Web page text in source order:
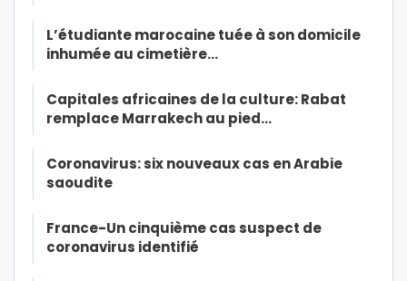
L’étudiante marocaine tuée à son domicile
inhumée au cimetière…
Capitales africaines de la culture: Rabat
remplace Marrakech au pied…
Coronavirus: six nouveaux cas en Arabie
saoudite
France-Un cinquième cas suspect de
coronavirus identifié